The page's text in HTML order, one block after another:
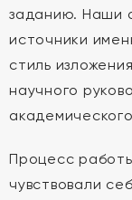
заданию. Наши
источники
стиль
научного
Процесс
чувствовали